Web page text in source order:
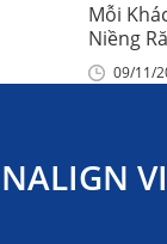
Mỗi
Niềng
09/11/